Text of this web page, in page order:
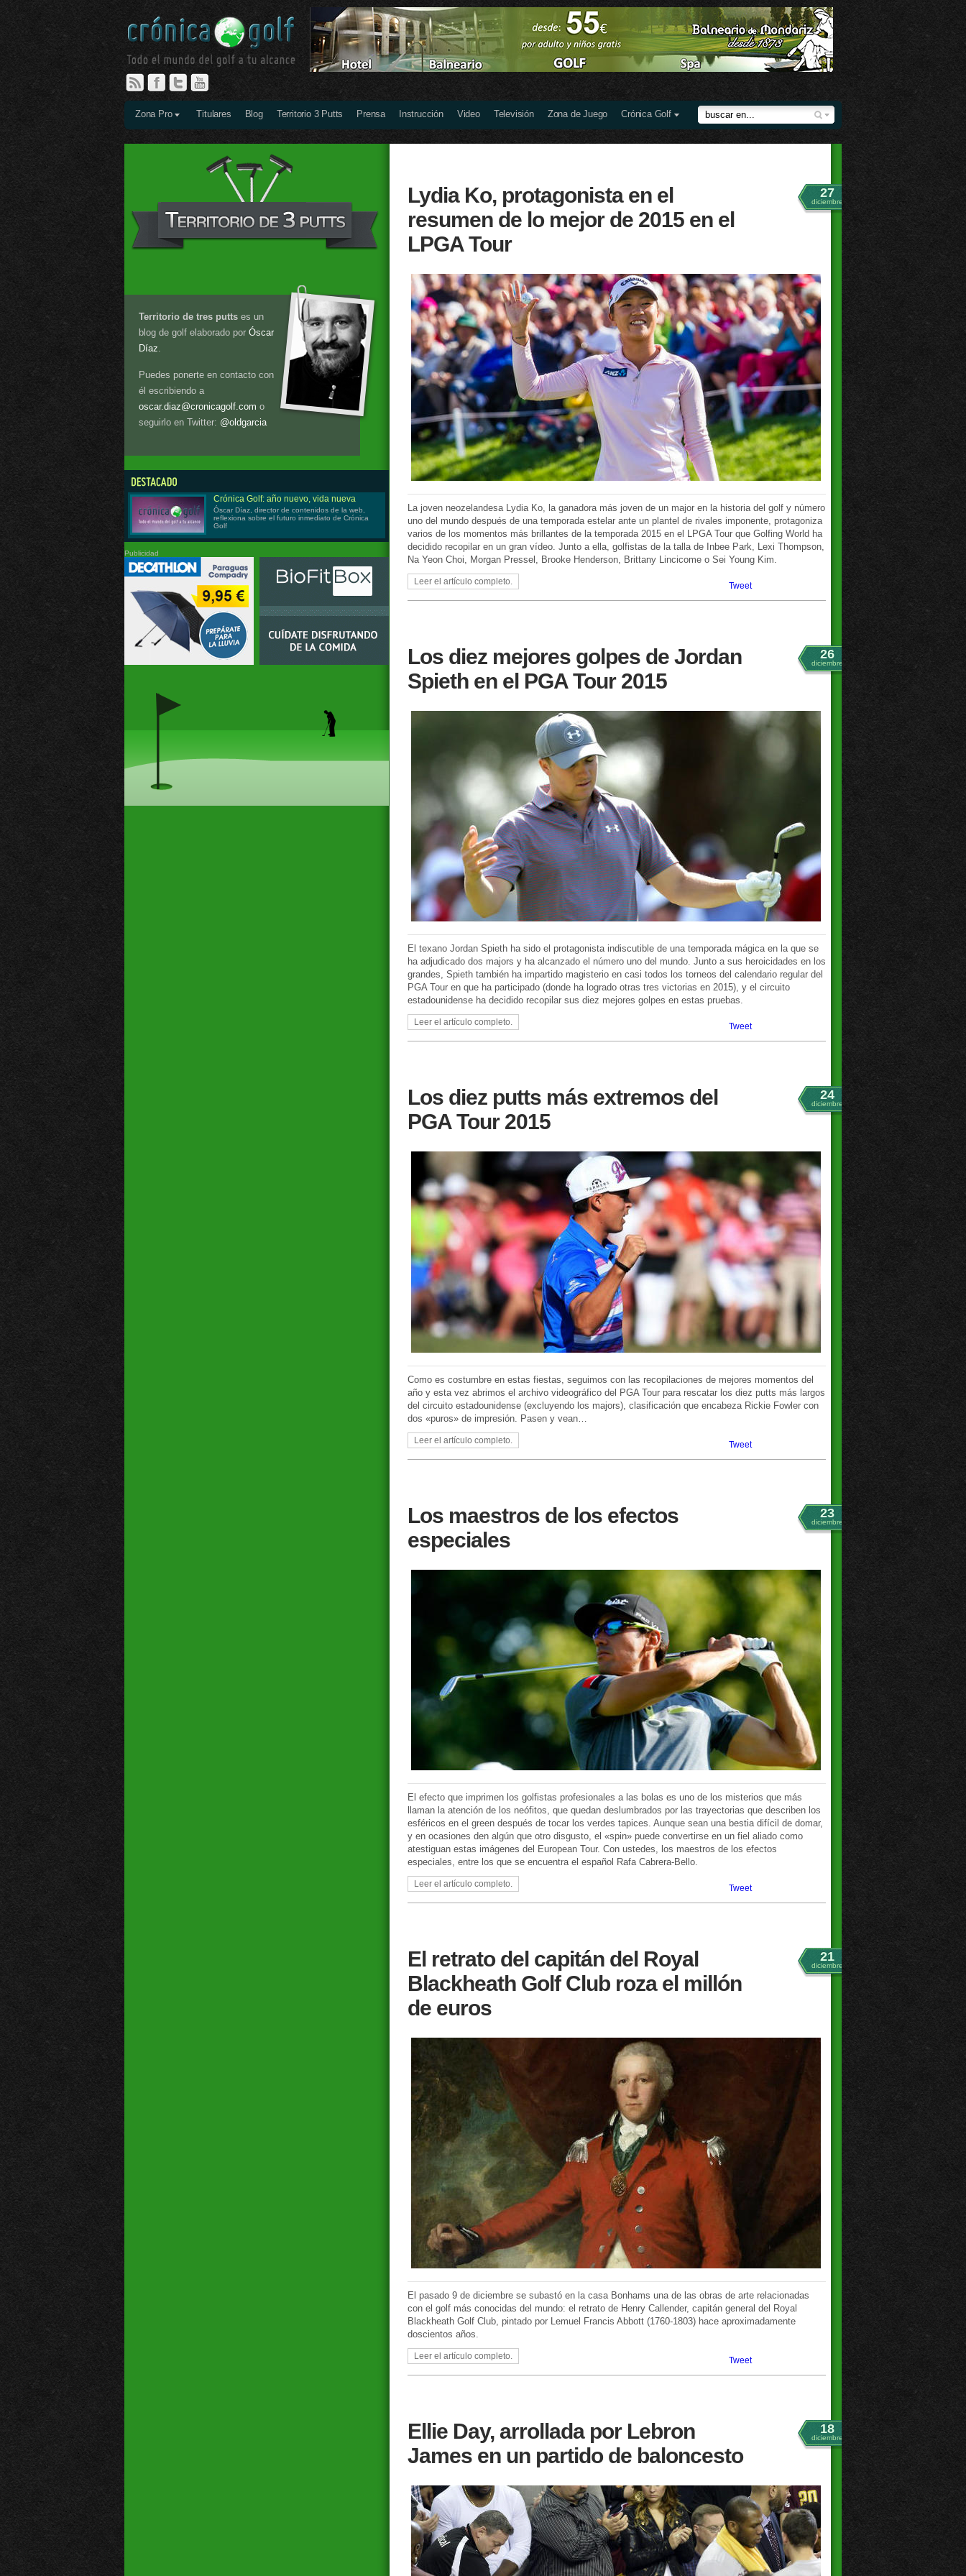
Zona Pro Titulares Blog Territorio 3 Putts Prensa Instrucción Video Televisión Zona de Juego Crónica Golf
Lydia Ko, protagonista en el
resumen de lo mejor de 2015 en el
LPGA Tour
27
diciembre
La joven neozelandesa Lydia Ko, la ganadora más joven de un major en la historia del golf y número
uno del mundo después de una temporada estelar ante un plantel de rivales imponente, protagoniza
varios de los momentos más brillantes de la temporada 2015 en el LPGA Tour que Golfing World ha
decidido recopilar en un gran vídeo. Junto a ella, golfistas de la talla de Inbee Park, Lexi Thompson,
Na Yeon Choi, Morgan Pressel, Brooke Henderson, Brittany Lincicome o Sei Young Kim.
Leer el artículo completo. Tweet
Los diez mejores golpes de Jordan
Spieth en el PGA Tour 2015
26
diciembre
El texano Jordan Spieth ha sido el protagonista indiscutible de una temporada mágica en la que se
ha adjudicado dos majors y ha alcanzado el número uno del mundo. Junto a sus heroicidades en los
grandes, Spieth también ha impartido magisterio en casi todos los torneos del calendario regular del
PGA Tour en que ha participado (donde ha logrado otras tres victorias en 2015), y el circuito
estadounidense ha decidido recopilar sus diez mejores golpes en estas pruebas.
Leer el artículo completo. Tweet
Los diez putts más extremos del
PGA Tour 2015
24
diciembre
Como es costumbre en estas fiestas, seguimos con las recopilaciones de mejores momentos del
año y esta vez abrimos el archivo videográfico del PGA Tour para rescatar los diez putts más largos
del circuito estadounidense (excluyendo los majors), clasificación que encabeza Rickie Fowler con
dos «puros» de impresión. Pasen y vean…
Leer el artículo completo. Tweet
Los maestros de los efectos
especiales
23
diciembre
El efecto que imprimen los golfistas profesionales a las bolas es uno de los misterios que más
llaman la atención de los neófitos, que quedan deslumbrados por las trayectorias que describen los
esféricos en el green después de tocar los verdes tapices. Aunque sean una bestia difícil de domar,
y en ocasiones den algún que otro disgusto, el «spin» puede convertirse en un fiel aliado como
atestiguan estas imágenes del European Tour. Con ustedes, los maestros de los efectos
especiales, entre los que se encuentra el español Rafa Cabrera-Bello.
Leer el artículo completo. Tweet
El retrato del capitán del Royal
Blackheath Golf Club roza el millón
de euros
21
diciembre
El pasado 9 de diciembre se subastó en la casa Bonhams una de las obras de arte relacionadas
con el golf más conocidas del mundo: el retrato de Henry Callender, capitán general del Royal
Blackheath Golf Club, pintado por Lemuel Francis Abbott (1760-1803) hace aproximadamente
doscientos años.
Leer el artículo completo. Tweet
Ellie Day, arrollada por Lebron
James en un partido de baloncesto
18
diciembre
Territorio de tres putts es un
blog de golf elaborado por Óscar
Díaz.
Puedes ponerte en contacto con
él escribiendo a
oscar.diaz@cronicagolf.com o
seguirlo en Twitter: @oldgarcia
Crónica Golf: año nuevo, vida nueva
Óscar Díaz, director de contenidos de la web,
reflexiona sobre el futuro inmediato de Crónica
Golf
Publicidad